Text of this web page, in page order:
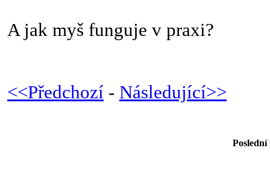
A jak myš funguje v praxi?
<<Předchozí - Následující>>